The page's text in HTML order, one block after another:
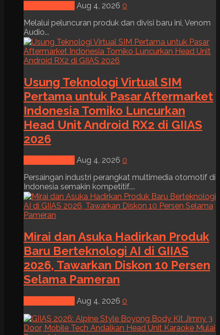
Aug 4, 2026 0
Melalui peluncuran produk dan divisi baru ini, Venom
Audio...
Usung Teknologi Virtual SIM
Pertama untuk Pasar Aftermarket
Indonesia Tomiko Luncurkan
Head Unit Android RX2 di GIIAS
2026
Aug 4, 2026 0
Persaingan industri perangkat multimedia otomotif di
Indonesia semakin kompetitif....
Mirai dan Asuka Hadirkan Produk
Baru Berteknologi AI di GIIAS
2026, Tawarkan Diskon 10 Persen
Selama Pameran
Aug 4, 2026 0